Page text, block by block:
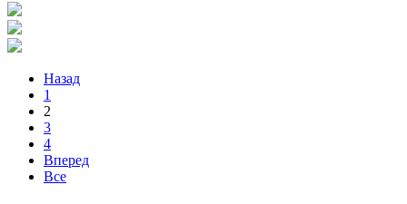
Назад
1
2
3
4
Вперед
Все